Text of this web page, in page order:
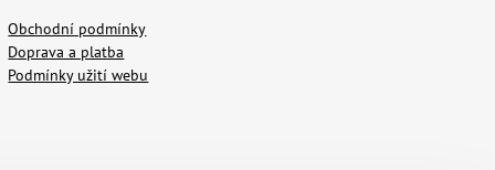
Obchodní podmínky
Doprava a platba
Podmínky užití webu